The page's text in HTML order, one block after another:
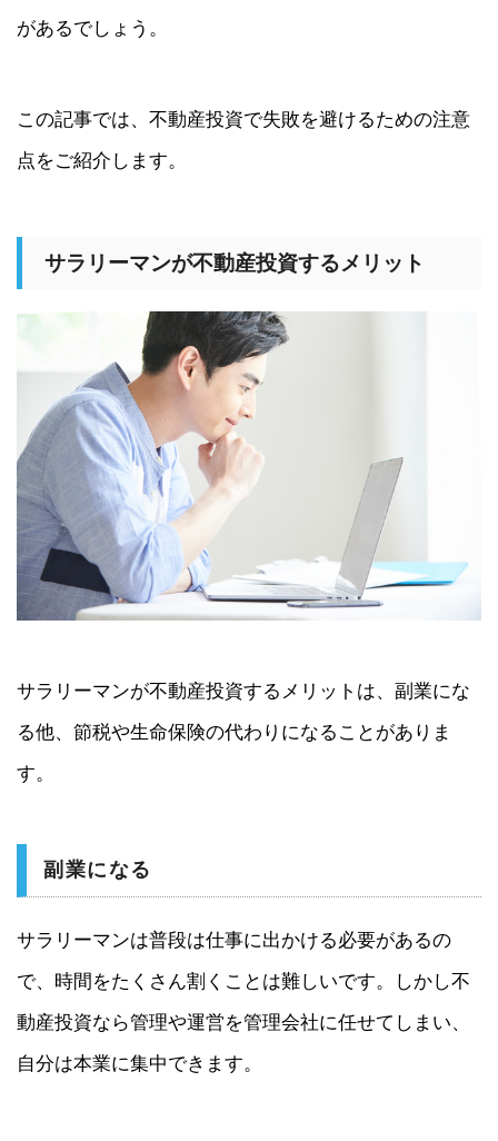
があるでしょう。
この記事では、不動産投資で失敗を避けるための注意
点をご紹介します。
サラリーマンが不動産投資するメリット
サラリーマンが不動産投資するメリットは、副業にな
る他、節税や生命保険の代わりになることがありま
す。
副業になる
サラリーマンは普段は仕事に出かける必要があるの
で、時間をたくさん割くことは難しいです。しかし不
動産投資なら管理や運営を管理会社に任せてしまい、
自分は本業に集中できます。